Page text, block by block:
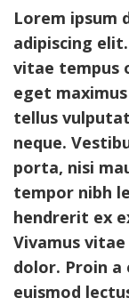
Lorem ipsum
adipiscing
vitae tempus
eget
tellus
neque.
porta, nisi
tempor nibh
hendrerit ex
Vivamus
dolor. Proin a
euismod